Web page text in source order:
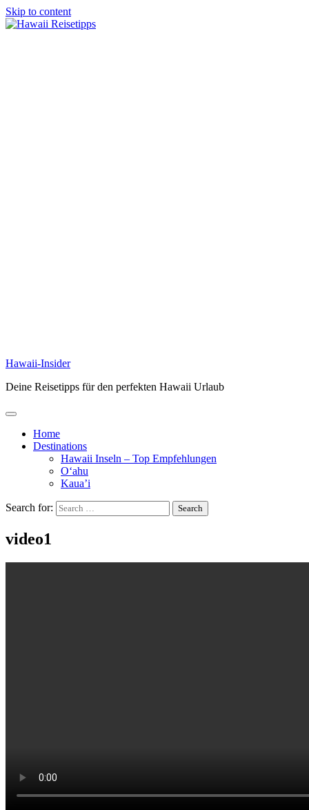
Skip to content
Hawaii-Insider
Deine Reisetipps für den perfekten Hawaii Urlaub
Home
Destinations
Hawaii Inseln – Top Empfehlungen
O‘ahu
Kaua’i
Search for:
video1